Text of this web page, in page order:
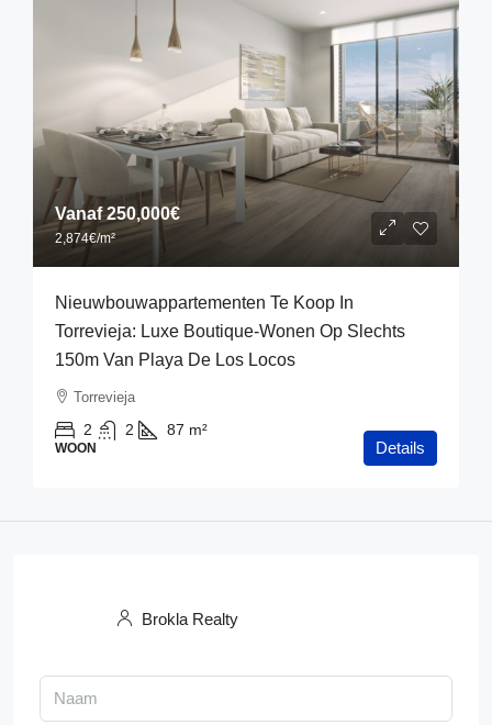
Vanaf250,000€
2,874€/m²
Nieuwbouwappartementen Te Koop In
Torrevieja: Luxe Boutique-Wonen Op Slechts
150m Van Playa De Los Locos
Torrevieja
2 2 87 m²
WOON Details
Brokla Realty